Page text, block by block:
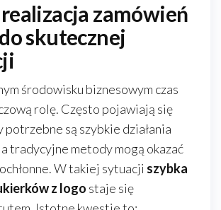
zamówień
skutecznej
środowisku biznesowym czas
rolę. Często pojawiają się
potrzebne są szybkie działania
tradycyjne metody mogą okazać
W takiej sytuacji szybka
z logo staje się